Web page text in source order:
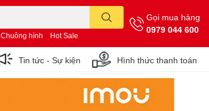
Chuông hình Hot Sale
Gọi mua hàng
0979 044 600
Tin tức - Sự kiện Hình thức thanh toán